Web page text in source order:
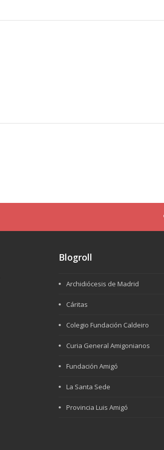
Blogroll
Archidiócesis de Madrid
Cáritas
Colegio Fundación Caldeiro
Curia General Amigonianos
Fundación Amigó
La Santa Sede
Provincia Luis Amigó